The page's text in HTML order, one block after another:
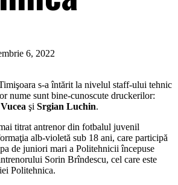
6, 2022
s-a întărit la nivelul staff-ului tehnic
nume sunt bine-cunoscute druckerilor:
şi Srgian Luchin.
titrat antrenor din fotbalul juvenil
alb-violetă sub 18 ani, care participă
de juniori mari a Politehnicii începuse
Sorin Brîndescu, cel care este
Politehnica.